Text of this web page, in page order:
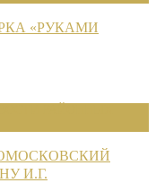
«РУКАМИ
И.Г.